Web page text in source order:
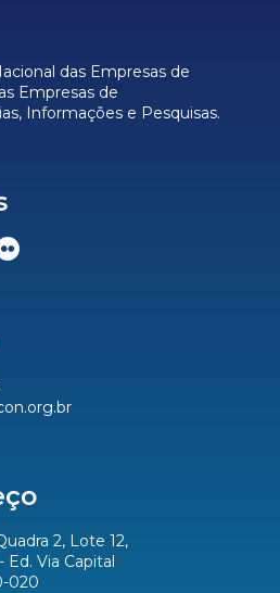
das Empresas de
Empresas de
Informações e Pesquisas.
2, Lote 12,
Ed. Via Capital
020